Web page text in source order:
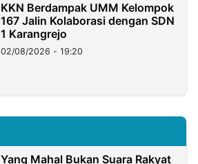
KKN Berdampak UMM Kelompok
167 Jalin Kolaborasi dengan SDN
1 Karangrejo
02/08/2026 - 19:20
Yang Mahal Bukan Suara Rakyat